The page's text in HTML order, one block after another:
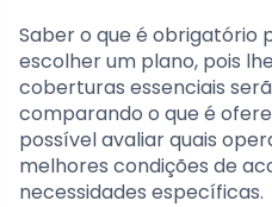
Saber o que é obrigatório
escolher um plano, pois
coberturas essenciais
comparando o que é
possível avaliar quais
melhores condições de
necessidades específicas.